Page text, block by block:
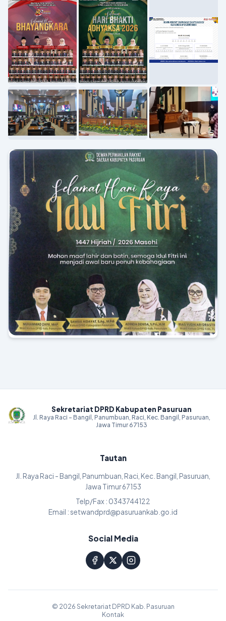
Sekretariat DPRD Kabupaten Pasuruan
Jl. Raya Raci - Bangil, Panumbuan, Raci, Kec. Bangil, Pasuruan,
Jawa Timur 67153
Tautan
Jl. Raya Raci - Bangil, Panumbuan, Raci, Kec. Bangil, Pasuruan,
Jawa Timur 67153
Telp/Fax : 0343744122
Email : setwandprd@pasuruankab.go.id
Social Media
© 2026 Sekretariat DPRD Kab. Pasuruan
Kontak